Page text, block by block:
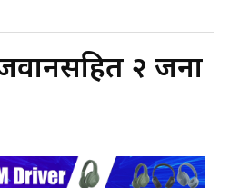
जवानसहित २ जना